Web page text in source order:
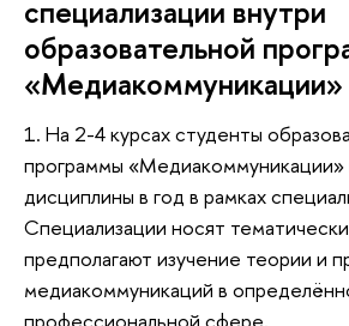
специализации внутри
образовательной
«Медиакоммуникации»
1. На 2-4 курсах студенты
программы «Медиакоммуникации»
дисциплины в год в рамках
Специализации носят
предполагают изучение теории и
медиакоммуникаций в